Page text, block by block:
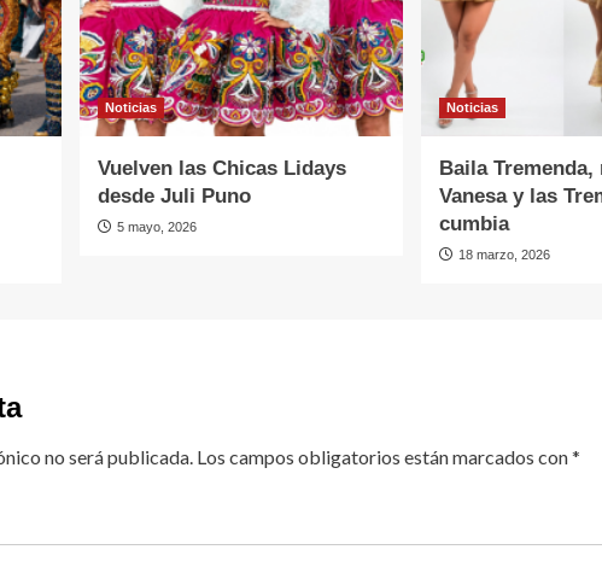
Noticias
Vuelven las Chicas Lidays
desde Juli Puno
5 mayo, 2026
Noticias
Baila Tremenda,
Vanesa y las
cumbia
18 marzo, 2026
no será publicada. Los campos obligatorios están marcados con*